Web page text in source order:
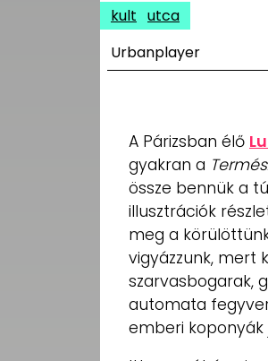
kult utca
Urbanplayer
A Párizsban élő
gyakran a
össze bennük a
illusztrációk
meg a
vigyázzunk, mert
szarvasbogarak,
automata
emberi koponyák